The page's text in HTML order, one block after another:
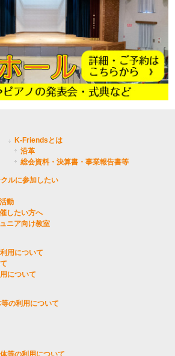
K-Friendsとは
沿革
総会資料・決算書・事業報告書等
ルに参加したい
動
したい方へ
ニア向け教室
用について
について
の利用について
等の利用について